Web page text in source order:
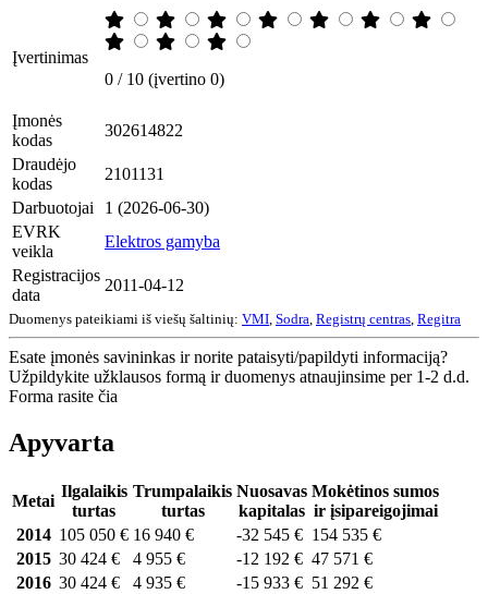
Įvertinimas
0 / 10 (įvertino 0)
Įmonės
kodas
302614822
Draudėjo
kodas
2101131
Darbuotojai
1 (2026-06-30)
EVRK
veikla
Elektros gamyba
Registracijos
data
2011-04-12
Duomenys pateikiami iš viešų šaltinių: VMI Sodra Registrų centras Regitra
Esate įmonės savininkas ir norite pataisyti/papildyti informaciją?
Užpildykite užklausos formą ir duomenys atnaujinsime per 1-2 d.d.
Forma rasite čia
Apyvarta
Metai
Ilgalaikis
turtas
Trumpalaikis
turtas
Nuosavas
kapitalas
Mokėtinos sumos
ir įsipareigojimai
2014 105 050 € 16 940 € -32 545 € 154 535 €
2015 30 424 € 4 955 € -12 192 € 47 571 €
2016 30 424 € 4 935 € -15 933 € 51 292 €